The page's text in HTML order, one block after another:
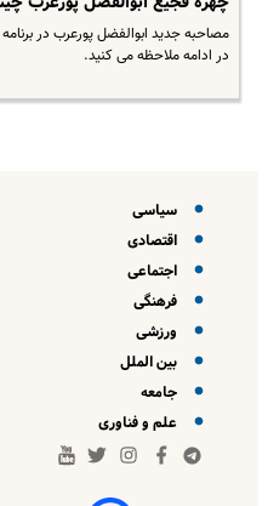
مصاحبه جدید ابوالفضل پورعرب در
در ادامه ملاحظه می کنید.
سیاسی
اقتصادی
اجتماعی
فرهنگی
ورزشی
بین الملل
جامعه
علم و فناوری